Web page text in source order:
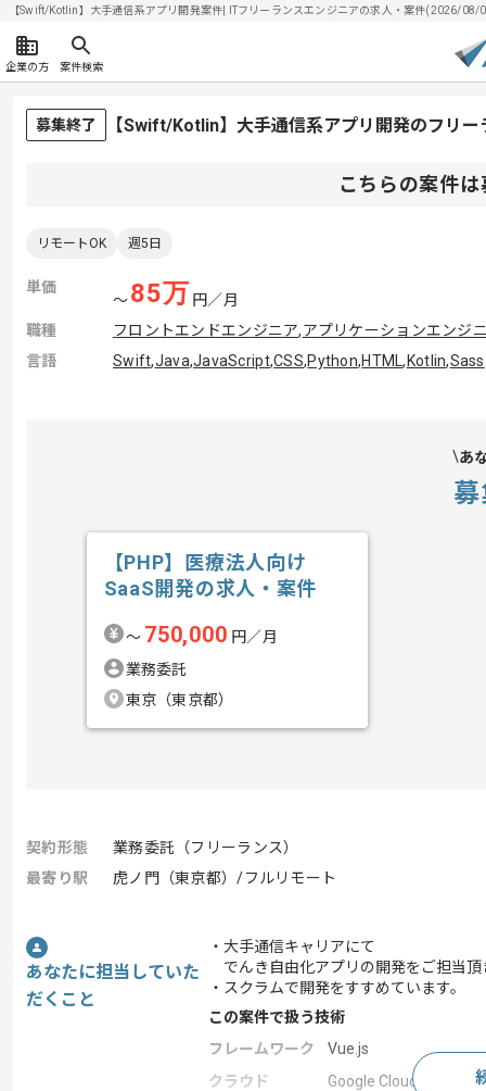
【Swift/Kotlin】大手通信系アプリ開発案件| ITフリーランスエンジニアの求人・案件(2026/08/
企業の方 案件検索
募集終了 【Swift/Kotlin】大手通信系アプリ開発のフリ
こちらの案件
リモートOK 週5日
単価
〜85万 円／月
職種
フロントエンドエンジニア,アプリケーションエンジ
言語
Swift,Java,JavaScript,CSS,Python,HTML, Kotlin,Sass
あ
【PHP】医療法人向け
SaaS開発の求人・案件
〜 750,000 円／月
業務委託
東京（東京都）
契約形態
業務委託（フリーランス）
最寄り駅
虎ノ門（東京都）/フルリモート
あなたに担当していた
だくこと
・大手通信キャリアにて
でんき自由化アプリの開発をご担当頂
・スクラムで開発をすすめています。
この案件で扱う技術
フレームワーク
Vue.js
クラウド
Google Cloud Platform